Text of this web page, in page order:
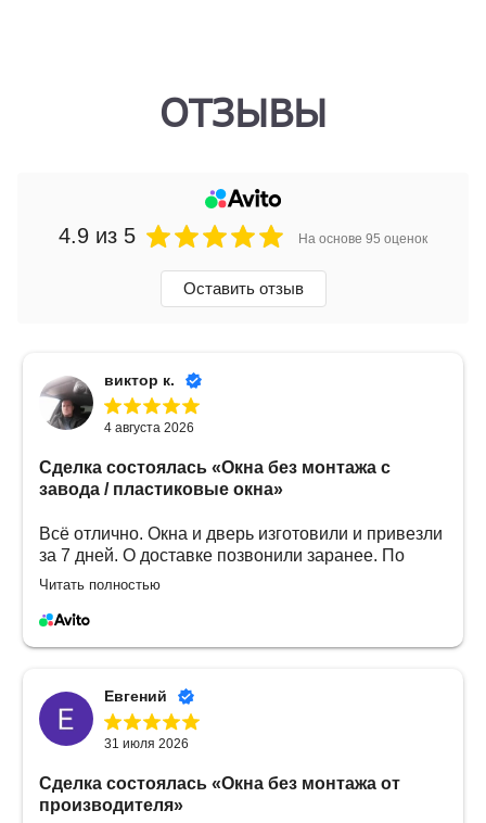
ОТЗЫВЫ
4.9 из 5 На основе 95 оценок
Оставить отзыв
виктор к.
4 августа 2026
Сделка состоялась «Окна без монтажа с
завода / пластиковые окна»
Всё отлично. Окна и дверь изготовили и привезли
за 7 дней. О доставке позвонили заранее. По
цене приемлемо, у других производителей
процветания.Большое спасибо.
Читать полностью
Евгений
31 июля 2026
Сделка состоялась «Окна без монтажа от
производителя»